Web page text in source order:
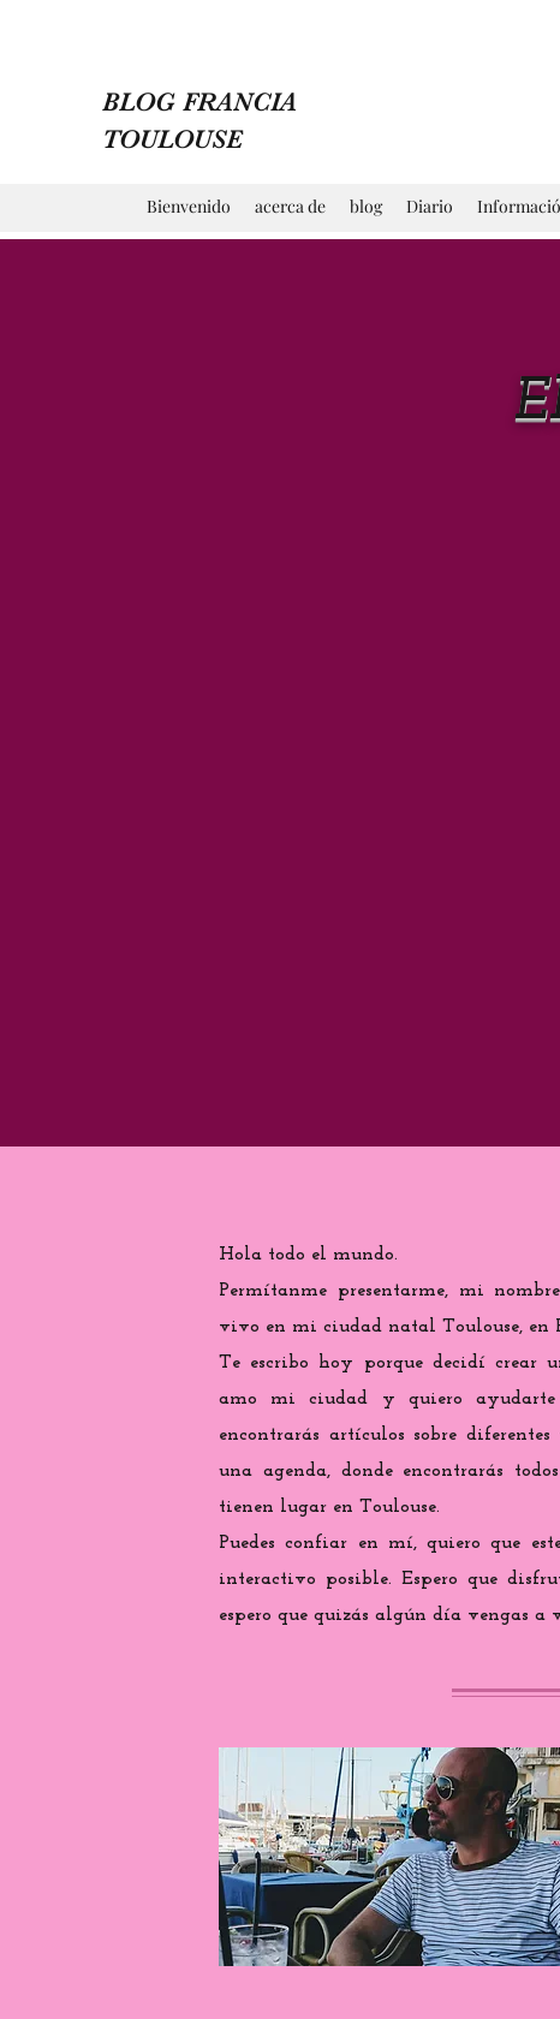
BLOG FRANCIA
TOULOUSE
Bienvenido acerca de blog Diario
Hola todo el mundo.
Permítanme presentarme, mi
vivo en mi ciudad natal Toulouse, en
Te escribo hoy porque decidí crear
amo mi ciudad y quiero ayudarte
encontrarás artículos sobre
una agenda, donde encontrarás
tienen lugar en Toulouse.
Puedes confiar en mí, quiero que
interactivo posible. Espero que
espero que quizás algún día vengas a